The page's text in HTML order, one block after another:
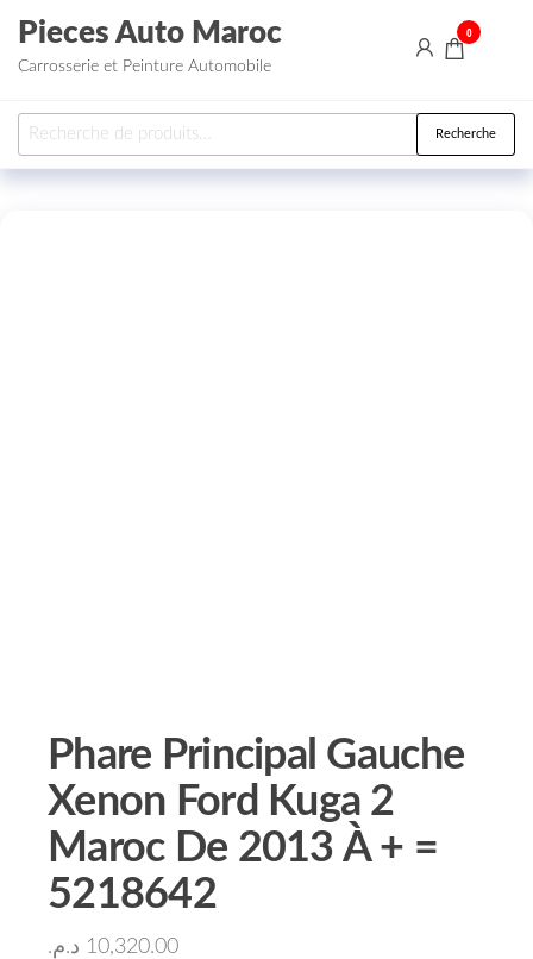
Aller au contenu
Pieces Auto Maroc
Carrosserie et Peinture Automobile
0
Recherche pour : Recherche
Phare Principal Gauche
Xenon Ford Kuga 2
Maroc De 2013 À + =
5218642
10,320.00 د.م.